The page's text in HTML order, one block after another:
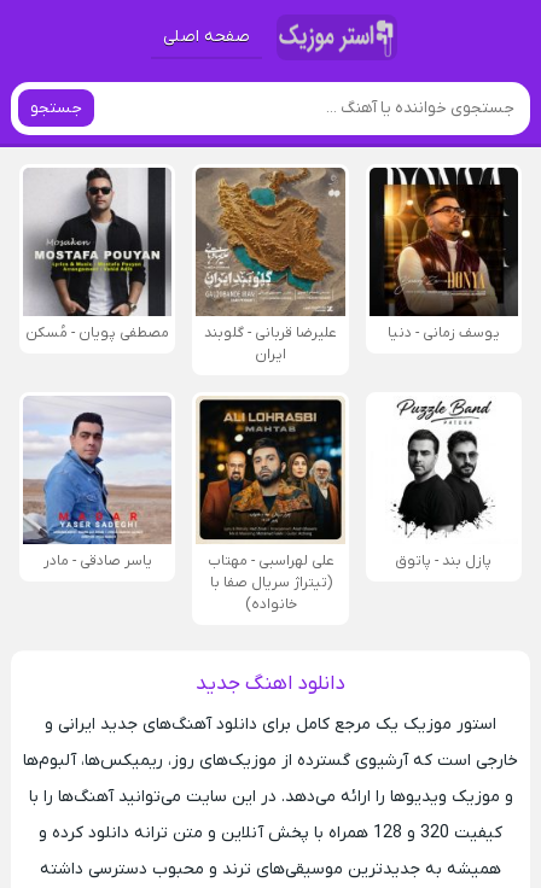
صفحه اصلی
جستجو
یوسف زمانی - دنیا
علیرضا قربانی - گلوبند
ایران
مصطفی پویان - مُسکن
پازل بند - پاتوق
علی لهراسبی - مهتاب
(تیتراژ سریال صفا با
خانواده)
یاسر صادقی - مادر
دانلود اهنگ جدید
استور موزیک یک مرجع کامل برای دانلود آهنگ‌های جدید ایرانی و
خارجی است که آرشیوی گسترده از موزیک‌های روز، ریمیکس‌ها، آلبوم‌ها
و موزیک ویدیوها را ارائه می‌دهد. در این سایت می‌توانید آهنگ‌ها را با
کیفیت 320 و 128 همراه با پخش آنلاین و متن ترانه دانلود کرده و
همیشه به جدیدترین موسیقی‌های ترند و محبوب دسترسی داشته